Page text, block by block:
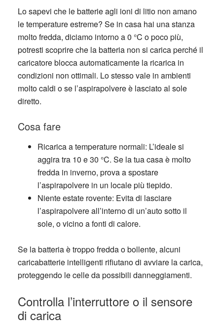
Lo sapevi che lebatterie agli ioni di litionon amano
le temperature estreme? Se in casa hai una stanza
molto fredda, diciamo intorno a 0 °C o poco più,
potresti scoprire che la batteria non si carica perché il
caricatore blocca automaticamente la ricarica in
condizioni non ottimali. Lo stesso vale in ambienti
molto caldi o se l’aspirapolvere è lasciato al sole
diretto.
Cosa fare
Ricarica a temperature normali: L’ideale si
aggira tra 10 e 30 °C. Se la tua casa è molto
fredda in inverno, prova a spostare
l’aspirapolvere in un locale più tiepido.
Niente estate rovente: Evita di lasciare
l’aspirapolvere all’interno di un’auto sotto il
sole, o vicino a fonti di calore.
Se la batteria è troppo fredda o bollente, alcuni
caricabatterie intelligenti rifiutano di avviare la carica,
proteggendo le celle da possibili danneggiamenti.
Controlla l’interruttore o il sensore
di carica